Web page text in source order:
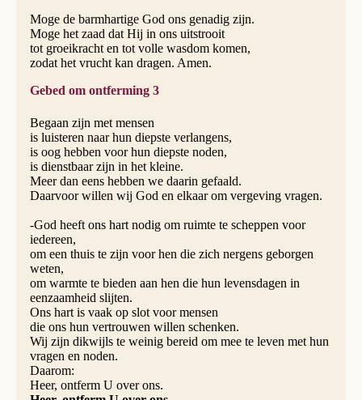
Moge de barmhartige God ons genadig zijn.
Moge het zaad dat Hij in ons uitstrooit
tot groeikracht en tot volle wasdom komen,
zodat het vrucht kan dragen. Amen.
Gebed om ontferming 3
Begaan zijn met mensen
is luisteren naar hun diepste verlangens,
is oog hebben voor hun diepste noden,
is dienstbaar zijn in het kleine.
Meer dan eens hebben we daarin gefaald.
Daarvoor willen wij God en elkaar om vergeving vragen.
-God heeft ons hart nodig om ruimte te scheppen voor
iedereen,
om een thuis te zijn voor hen die zich nergens geborgen
weten,
om warmte te bieden aan hen die hun levensdagen in
eenzaamheid slijten.
Ons hart is vaak op slot voor mensen
die ons hun vertrouwen willen schenken.
Wij zijn dikwijls te weinig bereid om mee te leven met hun
vragen en noden.
Daarom:
Heer, ontferm U over ons.